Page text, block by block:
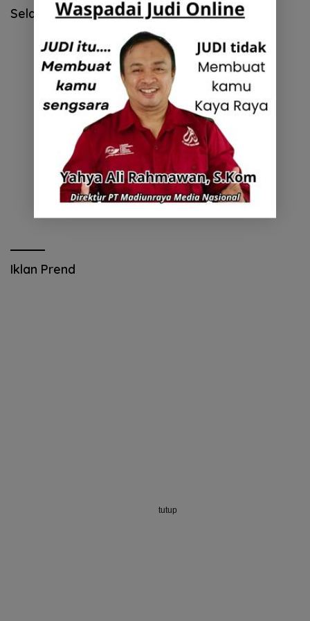
Selamat Hari Pendidikan Nasional
Iklan Prend
tutup